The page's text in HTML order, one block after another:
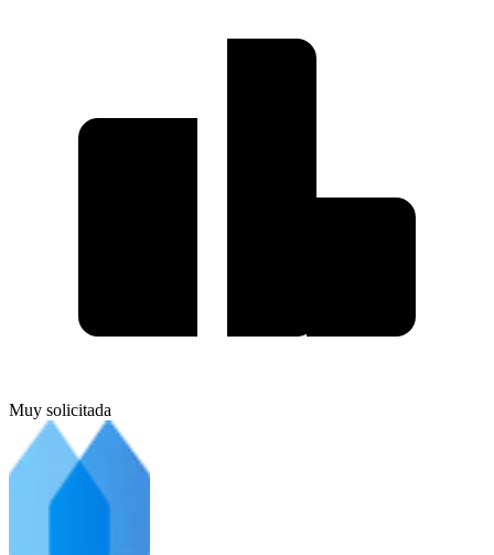
Muy solicitada